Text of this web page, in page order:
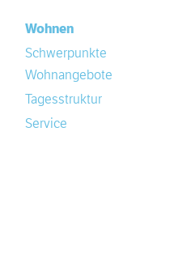
Wohnen
Schwerpunkte
Wohnangebote
Tagesstruktur
Service